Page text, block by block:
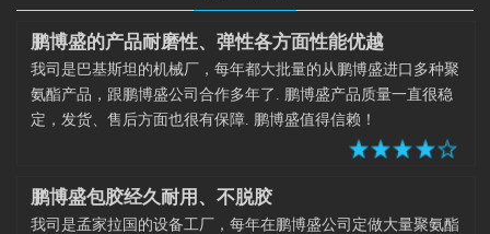
鹏博盛的产品耐磨性、弹性各方面性能优越
我司是巴基斯坦的机械厂，每年都大批量的从鹏博盛进口多种聚
氨酯产品，跟鹏博盛公司合作多年了. 鹏博盛产品质量一直很稳
定，发货、售后方面也很有保障. 鹏博盛值得信赖！
鹏博盛包胶经久耐用、不脱胶
我司是孟家拉国的设备工厂，每年在鹏博盛公司定做大量聚氨酯